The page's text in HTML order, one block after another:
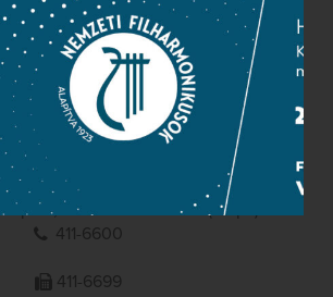
NEMZETI
Komor Marcell u. 1. (Müpa)
411-6600
411-6699